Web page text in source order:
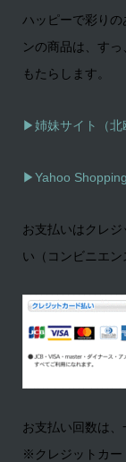
ハッピーで彩り
ンの商品は、す
もたらします。
▶姉妹サイト（北
▶Yahoo
お支払いはクレ
い（コンビニエン
お支払い回数は、
※クレジットカー